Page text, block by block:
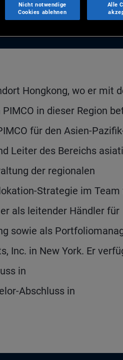
Hongkong, wo er mit
in dieser Region
für den Asien-
Leiter des Bereichs
der regionalen
Strategie im Team
als leitender Händler für
sowie als
Inc. in New York. Er
in
Abschluss in
Nicht notwendige
Cookies ablehnen
Alle